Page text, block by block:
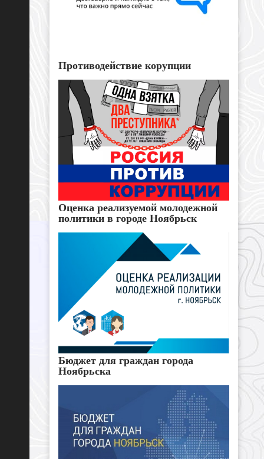
Противодействие корупции
Оценка реализуемой молодежной
политики в городе Ноябрьск
Бюджет для граждан города
Ноябрьска